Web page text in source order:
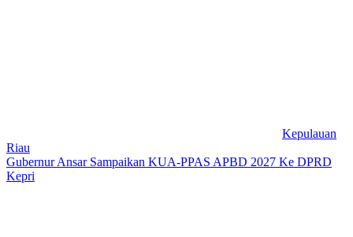
Kepulauan
Riau
Gubernur Ansar Sampaikan KUA-PPAS APBD 2027 Ke DPRD
Kepri